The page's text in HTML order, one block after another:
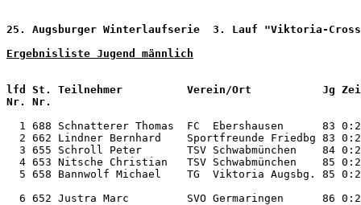
25. Augsburger Winterlaufserie  3. Lauf "Viktoria-
Ergebnisliste Jugend männlich
lfd St. Teilnehmer          Verein/Ort           Jg
1 688 Schnatterer Thomas  FC  Ebershausen      83
2 662 Lindner Bernhard    Sportfreunde Friedbg 83
3 655 Schroll Peter       TSV Schwabmünchen    84
4 653 Nitsche Christian   TSV Schwabmünchen    85
5 658 Bannwolf Michael    TG  Viktoria Augsbg. 85
6 652 Justra Marc         SVO Germaringen      86